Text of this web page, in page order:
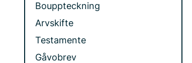
Bouppteckning
Arvskifte
Testamente
Gåvobrev